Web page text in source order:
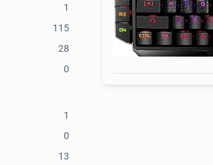
1
115
28
0
1
0
13